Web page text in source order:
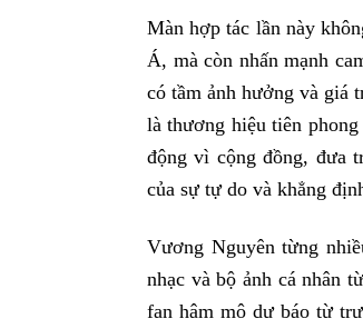
Màn hợp tác lần này
Á, mà còn nhấn mạnh
có tầm ảnh hưởng và giá
là thương hiệu tiên
động vì cộng đồng, đưa
của sự tự do và khẳng
Vương Nguyên từng
nhạc và bộ ảnh cá nhân
fan hâm mộ dự báo từ